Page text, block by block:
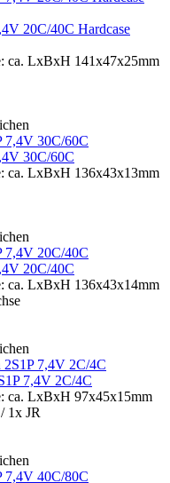
20C/40C Hardcase
ca. LxBxH 141x47x25mm
30C/60C
ca. LxBxH 136x43x13mm
20C/40C
ca. LxBxH 136x43x14mm
7,4V 2C/4C
ca. LxBxH 97x45x15mm
1x JR